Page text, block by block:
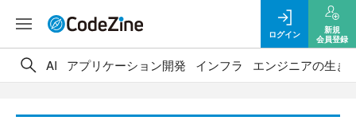
ログイン
新規
会員登録
AI アプリケーション開発 インフラ エンジニアの生き